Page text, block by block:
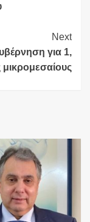
Next
για 1,
μικρομεσαίους